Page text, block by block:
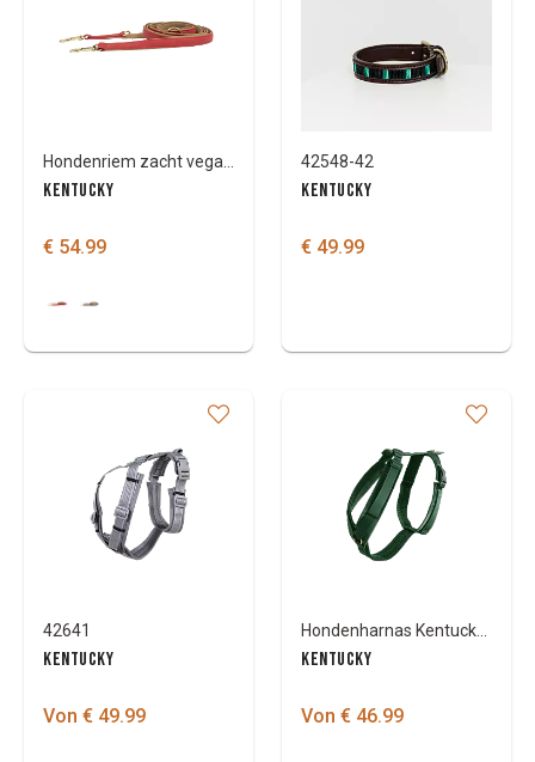
KENTUCKY
€ 54.99
42548-42
KENTUCKY
€ 49.99
42641
KENTUCKY
Von € 49.99
KENTUCKY
Von € 46.99